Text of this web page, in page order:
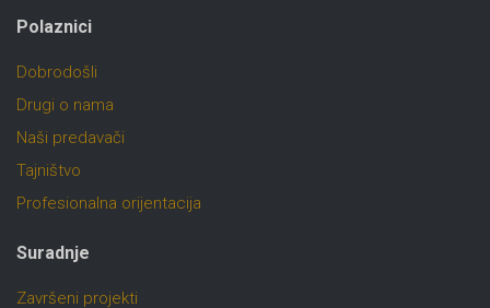
Polaznici
Dobrodošli
Drugi o nama
Naši predavači
Tajništvo
Profesionalna orijentacija
Suradnje
Završeni projekti